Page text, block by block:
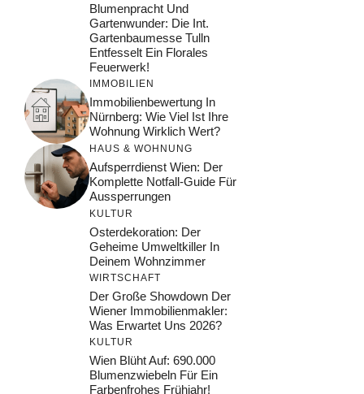
Blumenpracht Und
Gartenwunder: Die Int.
Gartenbaumesse Tulln
Entfesselt Ein Florales
Feuerwerk!
IMMOBILIEN
Immobilienbewertung In
Nürnberg: Wie Viel Ist Ihre
Wohnung Wirklich Wert?
HAUS & WOHNUNG
Aufsperrdienst Wien: Der
Komplette Notfall-Guide Für
Aussperrungen
KULTUR
Osterdekoration: Der
Geheime Umweltkiller In
Deinem Wohnzimmer
WIRTSCHAFT
Der Große Showdown Der
Wiener Immobilienmakler:
Was Erwartet Uns 2026?
KULTUR
Wien Blüht Auf: 690.000
Blumenzwiebeln Für Ein
Farbenfrohes Frühjahr!